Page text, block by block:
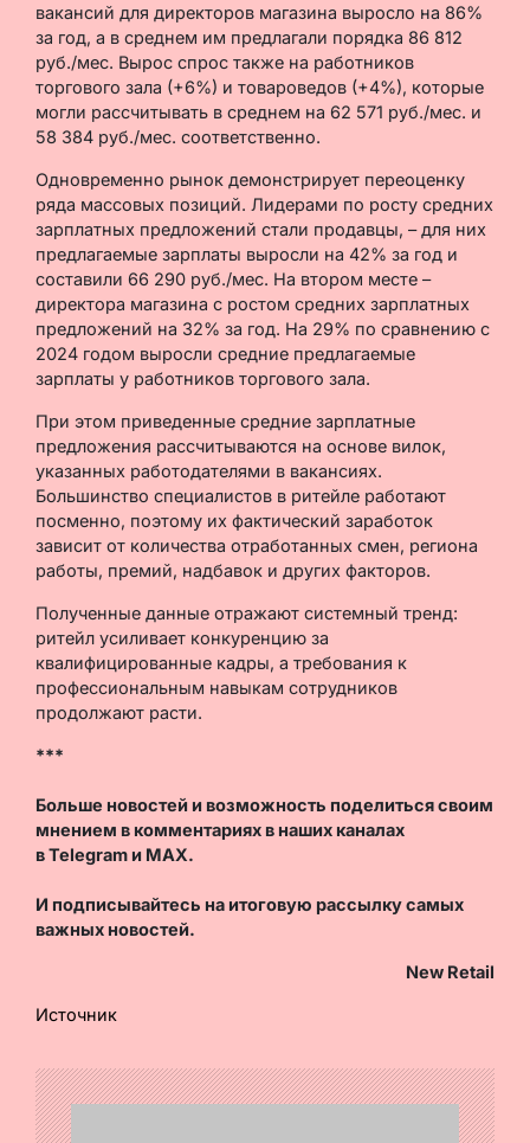
вакансий для директоров магазина выросло на 86%
за год, а в среднем им предлагали порядка 86 812
руб./мес. Вырос спрос также на работников
торгового зала (+6%) и товароведов (+4%), которые
могли рассчитывать в среднем на 62 571 руб./мес. и
58 384 руб./мес. соответственно.
Одновременно рынок демонстрирует переоценку
ряда массовых позиций. Лидерами по росту средних
зарплатных предложений стали продавцы, – для них
предлагаемые зарплаты выросли на 42% за год и
составили 66 290 руб./мес. На втором месте –
директора магазина с ростом средних зарплатных
предложений на 32% за год. На 29% по сравнению с
2024 годом выросли средние предлагаемые
зарплаты у работников торгового зала.
При этом приведенные средние зарплатные
предложения рассчитываются на основе вилок,
указанных работодателями в вакансиях.
Большинство специалистов в ритейле работают
посменно, поэтому их фактический заработок
зависит от количества отработанных смен, региона
работы, премий, надбавок и других факторов.
Полученные данные отражают системный тренд:
ритейл усиливает конкуренцию за
квалифицированные кадры, а требования к
профессиональным навыкам сотрудников
продолжают расти.
***
Больше новостей и возможность поделиться своим
мнением в комментариях в наших каналах
вTelegram и MAX.
И подписывайтесь на итоговую рассылку самых
важных новостей.
New Retail
Источник